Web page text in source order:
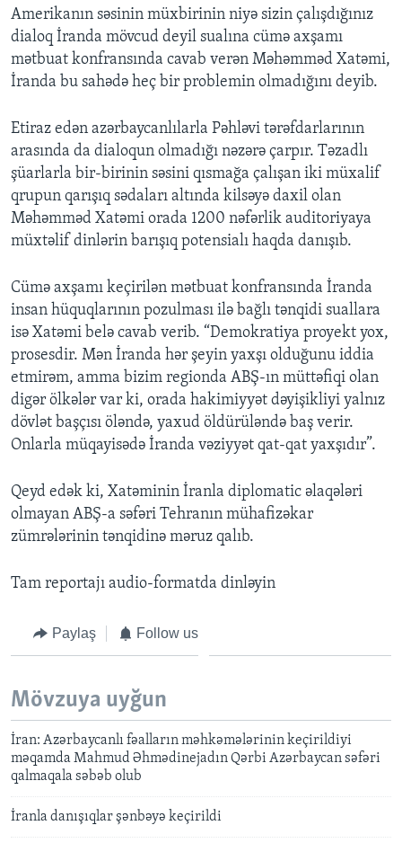
Amerikanın səsinin müxbirinin niyə sizin çalışdığınız
dialoq İranda mövcud deyil sualına cümə axşamı
mətbuat konfransında cavab verən Məhəmməd Xatəmi,
İranda bu sahədə heç bir problemin olmadığını deyib.
Etiraz edən azərbaycanlılarla Pəhləvi tərəfdarlarının
arasında da dialoqun olmadığı nəzərə çarpır. Təzadlı
şüarlarla bir-birinin səsini qısmağa çalışan iki müxalif
qrupun qarışıq sədaları altında kilsəyə daxil olan
Məhəmməd Xatəmi orada 1200 nəfərlik auditoriyaya
müxtəlif dinlərin barışıq potensialı haqda danışıb.
Cümə axşamı keçirilən mətbuat konfransında İranda
insan hüquqlarının pozulması ilə bağlı tənqidi suallara
isə Xatəmi belə cavab verib. “Demokratiya proyekt yox,
prosesdir. Mən İranda hər şeyin yaxşı olduğunu iddia
etmirəm, amma bizim regionda ABŞ-ın müttəfiqi olan
digər ölkələr var ki, orada hakimiyyət dəyişikliyi yalnız
dövlət başçısı öləndə, yaxud öldürüləndə baş verir.
Onlarla müqayisədə İranda vəziyyət qat-qat yaxşıdır”.
Qeyd edək ki, Xatəminin İranla diplomatic əlaqələri
olmayan ABŞ-a səfəri Tehranın mühafizəkar
zümrələrinin tənqidinə məruz qalıb.
Tam reportajı audio-formatda dinləyin
Paylaş Follow us
Mövzuya uyğun
İran: Azərbaycanlı fəalların məhkəmələrinin keçirildiyi
məqamda Mahmud Əhmədinejadın Qərbi Azərbaycan səfəri
qalmaqala səbəb olub
İranla danışıqlar şənbəyə keçirildi